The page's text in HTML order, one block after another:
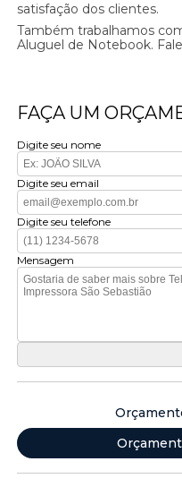
satisfação dos clientes.
Também trabalhamos
Aluguel de Notebook.
FAÇA UM
Digite seu nome
Digite seu email
Digite seu telefone
Mensagem